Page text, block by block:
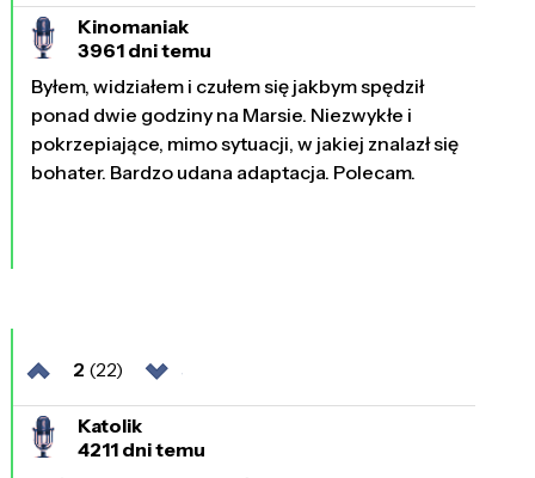
Kinomaniak
3961 dni temu
Byłem, widziałem i czułem się jakbym spędził
ponad dwie godziny na Marsie. Niezwykłe i
pokrzepiające, mimo sytuacji, w jakiej znalazł się
bohater. Bardzo udana adaptacja. Polecam.
2 (22)
Katolik
4211 dni temu